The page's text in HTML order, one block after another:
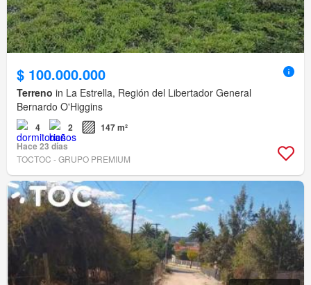
$ 100.000.000
Terreno in La Estrella, Región del Libertador General
Bernardo O'Higgins
4 2
147 m²
Hace 23 días
TOCTOC - GRUPO PREMIUM